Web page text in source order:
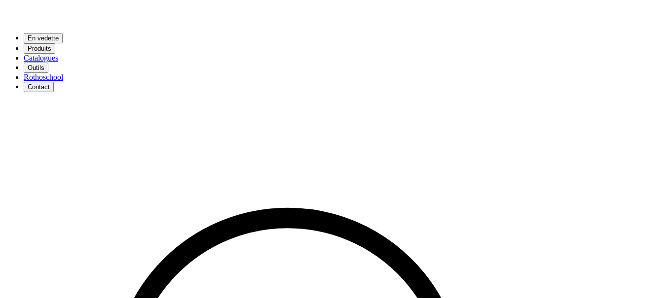
En vedette
Produits
Catalogues
Outils
Rothoschool
Contact